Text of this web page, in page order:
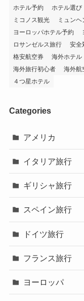
ホテル予約
ホテル選び
ミコノス観光
ミュン
ヨーロッパホテル予約
ロサンゼルス旅行
安全
格安航空券
海外ホテル
海外旅行初心者
海外航
４つ星ホテル
Categories
アメリカ
イタリア旅行
ギリシャ旅行
スペイン旅行
ドイツ旅行
フランス旅行
ヨーロッパ